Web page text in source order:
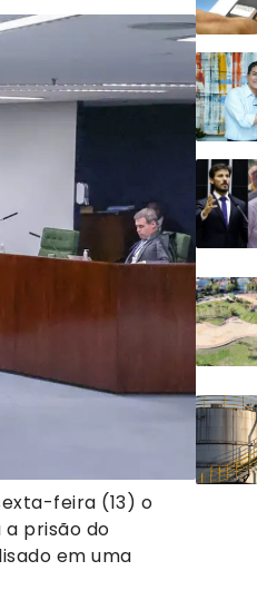
feira (13) o
prisão do
em uma